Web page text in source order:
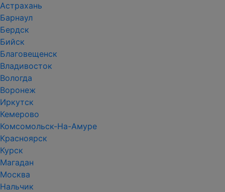
Астрахань
Барнаул
Бердск
Бийск
Благовещенск
Владивосток
Вологда
Воронеж
Иркутск
Кемерово
Комсомольск-На-Амуре
Красноярск
Курск
Магадан
Москва
Нальчик